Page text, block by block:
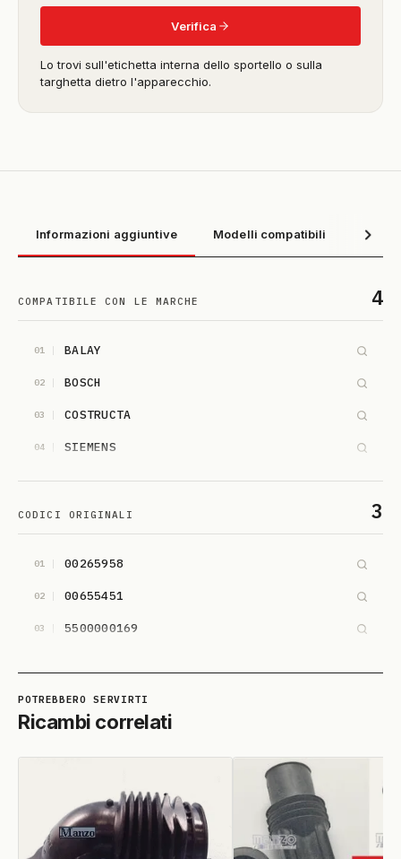
Verifica
Lo trovi sull'etichetta interna dello sportello o sulla
targhetta dietro l'apparecchio.
Informazioni aggiuntive Modelli compatibili
COMPATIBILE CON LE MARCHE 4
01 BALAY
02 BOSCH
03 COSTRUCTA
04 SIEMENS
CODICI ORIGINALI 3
01 00265958
02 00655451
03 5500000169
Ricambi correlati